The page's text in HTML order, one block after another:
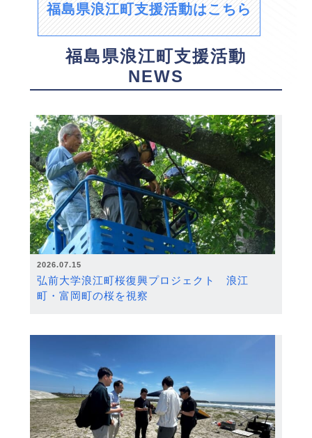
福島県浪江町支援活動はこちら
福島県浪江町支援活動
NEWS
2026.07.15
弘前大学浪江町桜復興プロジェクト 浪江
町・富岡町の桜を視察